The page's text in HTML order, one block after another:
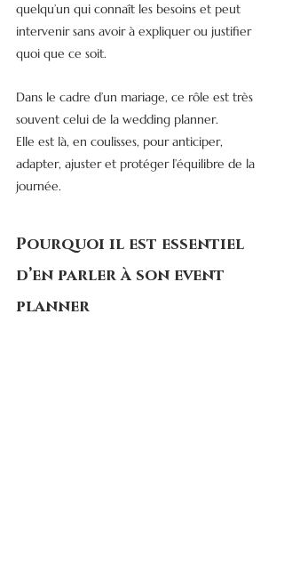
quelqu’un qui connaît les besoins et peut
intervenir sans avoir à expliquer ou justifier
quoi que ce soit.
Dans le cadre d’un mariage, ce rôle est très
souvent celui de la wedding planner.
Elle est là, en coulisses, pour anticiper,
adapter, ajuster et protéger l’équilibre de la
journée.
Pourquoi il est essentiel
d’en parler à son event
planner